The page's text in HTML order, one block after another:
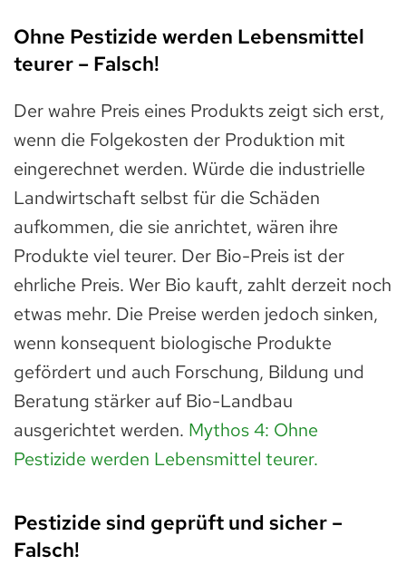
Ohne Pestizide werden Lebensmittel
teurer – Falsch!
Der wahre Preis eines Produkts zeigt sich erst,
wenn die Folgekosten der Produktion mit
eingerechnet werden. Würde die industrielle
Landwirtschaft selbst für die Schäden
aufkommen, die sie anrichtet, wären ihre
Produkte viel teurer. Der Bio-Preis ist der
ehrliche Preis. Wer Bio kauft, zahlt derzeit noch
etwas mehr. Die Preise werden jedoch sinken,
wenn konsequent biologische Produkte
gefördert und auch Forschung, Bildung und
Beratung stärker auf Bio-Landbau
ausgerichtet werden. Mythos 4: Ohne
Pestizide werden Lebensmittel teurer.
Pestizide sind geprüft und sicher –
Falsch!